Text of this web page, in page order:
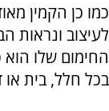
כמו כן הקמין
לעיצוב ונראות
החימום שלו הוא
בכל חלל, בית או